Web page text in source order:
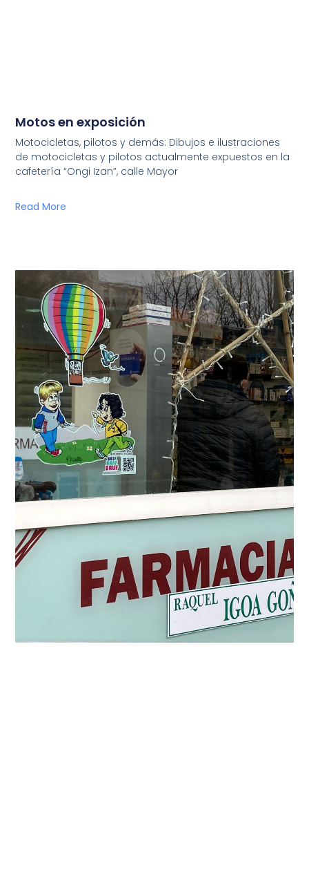
Motos en exposición
Motocicletas, pilotos y demás: Dibujos e ilustraciones
de motocicletas y pilotos actualmente expuestos en la
cafetería “Ongi Izan”, calle Mayor
Read More